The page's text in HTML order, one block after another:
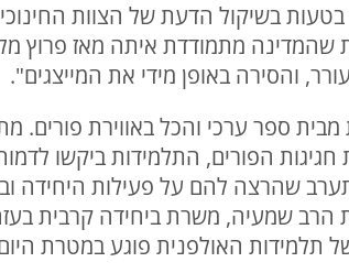
בשיקול הדעת של הצוות
שהמדינה מתמודדת איתה מאז פרוץ
והסירה באופן מידי את המייצגים".
ספר ערכי והכל באווירת פורים.
הפורים, התלמידות ביקשו
שהרצה להם על פעילות היחידה
הרב שמעיה, משרת ביחידה קרבית
תלמידות האולפנית פוגע במטרת